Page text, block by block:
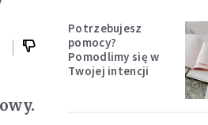
Potrzebujesz
pomocy?
Pomodlimy się w
Twojej intencji